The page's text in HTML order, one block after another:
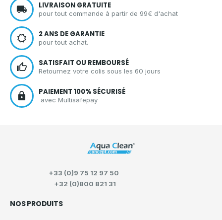
LIVRAISON GRATUITE
pour tout commande à partir de 99€ d'achat
2 ANS DE GARANTIE
pour tout achat.
SATISFAIT OU REMBOURSÉ
Retournez votre colis sous les 60 jours
PAIEMENT 100% SÉCURISÉ
avec Multisafepay
NOS PRODUITS
+33 (0)9 75 12 97 50
+32 (0)800 821 31